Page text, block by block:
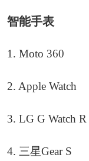
智能手表
1. Moto 360
2. Apple Watch
3. LG G Watch R
4. 三星Gear S